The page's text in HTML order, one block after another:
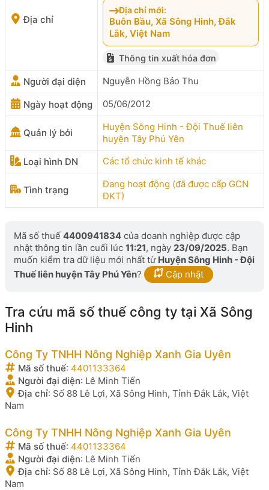
Địa chỉ
Địa chỉ mới:
Buôn Bầu, Xã Sông Hinh, Đắk
Lắk, Việt Nam
Thông tin xuất hóa đơn
Người đại diện Nguyễn Hồng Bảo Thu
Ngày hoạt động 05/06/2012
Quản lý bởi
Huyện Sông Hinh - Đội Thuế liên
huyện Tây Phú Yên
Loại hình DN
Các tổ chức kinh tế khác
Tình trạng
Đang hoạt động (đã được cấp GCN
ĐKT)
Mã số thuế 4400941834 của doanh nghiệp được cập
nhật thông tin lần cuối lúc 11:21, ngày 23/09/2025. Bạn
muốn kiểm tra dữ liệu mới nhất từ Huyện Sông Hinh - Đội
Thuế liên huyện Tây Phú Yên? Cập nhật
Tra cứu mã số thuế công ty tại Xã Sông
Hinh
Công Ty TNHH Nông Nghiệp Xanh Gia Uyên
Mã số thuế: 4401133364
Người đại diện: Lê Minh Tiến
Địa chỉ: Số 88 Lê Lợi, Xã Sông Hinh, Tỉnh Đắk Lắk, Việt
Nam
Công Ty TNHH Nông Nghiệp Xanh Gia Uyên
Mã số thuế: 4401133364
Người đại diện: Lê Minh Tiến
Địa chỉ: Số 88 Lê Lợi, Xã Sông Hinh, Tỉnh Đắk Lắk, Việt
Nam